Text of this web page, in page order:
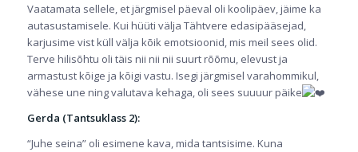
Vaatamata sellele, et järgmisel päeval oli koolipäev, jäime ka
autasustamisele. Kui hüüti välja Tähtvere edasipääsejad,
karjusime vist küll välja kõik emotsioonid, mis meil sees olid.
Terve hilisõhtu oli täis nii nii nii suurt rõõmu, elevust ja
armastust kõige ja kõigi vastu. Isegi järgmisel varahommikul,
vähese une ning valutava kehaga, oli sees suuuur päike
Gerda (Tantsuklass 2):
“Juhe seina” oli esimene kava, mida tantsisime. Kuna